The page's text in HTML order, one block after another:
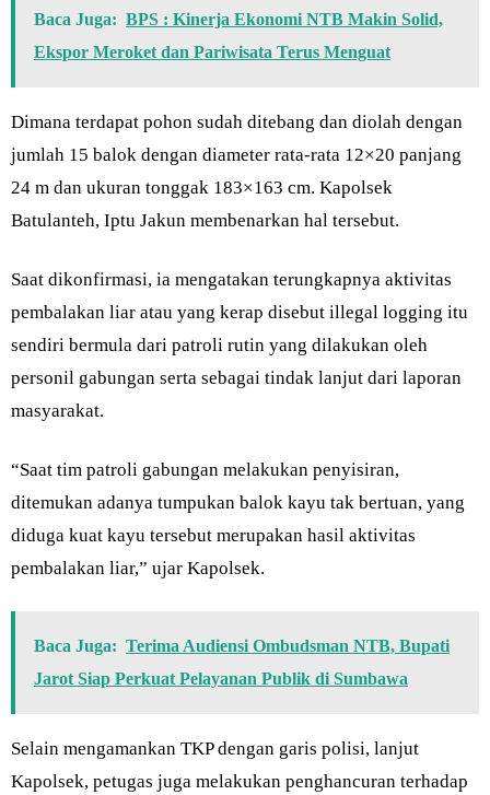
Baca Juga: BPS : Kinerja Ekonomi NTB Makin Solid,
Ekspor Meroket dan Pariwisata Terus Menguat
Dimana terdapat pohon sudah ditebang dan diolah dengan
jumlah 15 balok dengan diameter rata-rata 12×20 panjang
24 m dan ukuran tonggak 183×163 cm. Kapolsek
Batulanteh, Iptu Jakun membenarkan hal tersebut.
Saat dikonfirmasi, ia mengatakan terungkapnya aktivitas
pembalakan liar atau yang kerap disebut illegal logging itu
sendiri bermula dari patroli rutin yang dilakukan oleh
personil gabungan serta sebagai tindak lanjut dari laporan
masyarakat.
“Saat tim patroli gabungan melakukan penyisiran,
ditemukan adanya tumpukan balok kayu tak bertuan, yang
diduga kuat kayu tersebut merupakan hasil aktivitas
pembalakan liar,” ujar Kapolsek.
Baca Juga: Terima Audiensi Ombudsman NTB, Bupati
Jarot Siap Perkuat Pelayanan Publik di Sumbawa
Selain mengamankan TKP dengan garis polisi, lanjut
Kapolsek, petugas juga melakukan penghancuran terhadap